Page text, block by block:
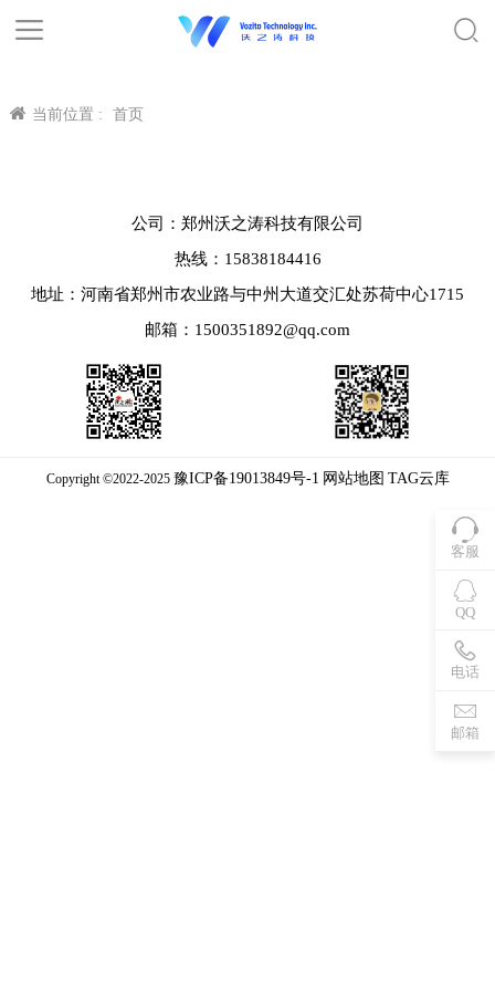
当前位置 : 首页
客服
QQ
电话
邮箱
公司：郑州沃之涛科技有限公司
热线：15838184416
地址：河南省郑州市农业路与中州大道交汇处苏荷中心1715
邮箱：1500351892@qq.com
Copyright ©2022-2025 豫ICP备19013849号-1 网站地图 TAG云库